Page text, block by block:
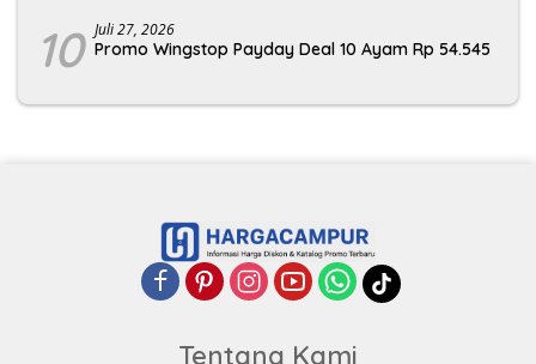
10 Juli 27, 2026
Promo Wingstop Payday Deal 10 Ayam Rp 54.545
Tentang Kami